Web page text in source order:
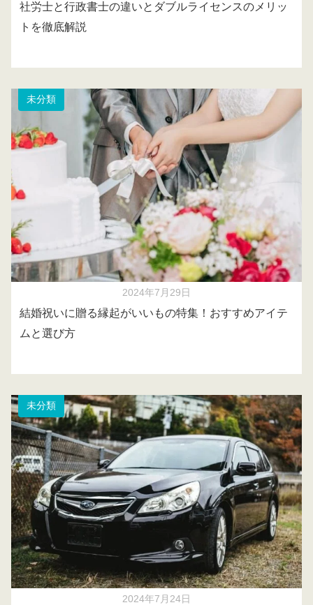
社労士と行政書士の違いとダブルライセンスのメリッ
トを徹底解説
未分類
2024年7月29日
結婚祝いに贈る縁起がいいもの特集！おすすめアイテ
ムと選び方
未分類
2024年7月24日